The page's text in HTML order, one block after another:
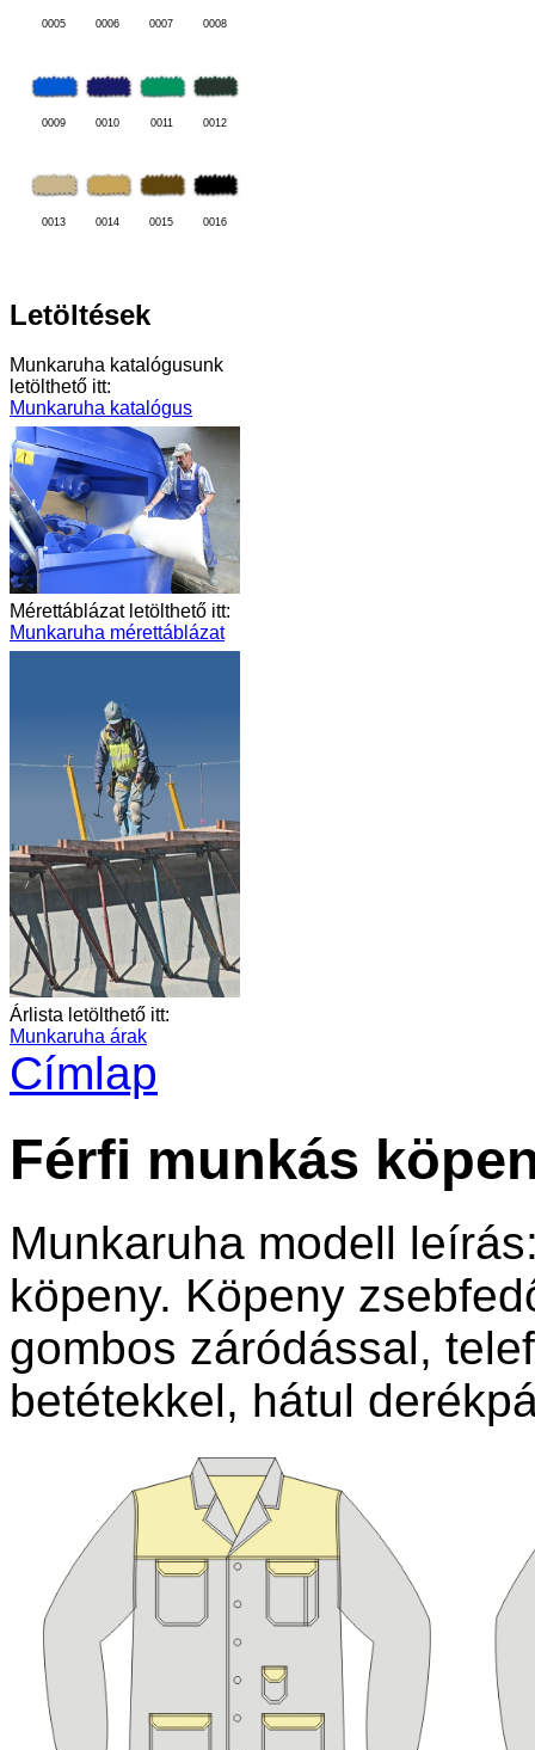
0005 0006 0007 0008
0009 0010 0011 0012
0013 0014 0015 0016
Letöltések
Munkaruha katalógusunk
letölthető itt:
Munkaruha katalógus
Mérettáblázat letölthető itt:
Munkaruha mérettáblázat
Árlista letölthető itt:
Munkaruha árak
Címlap
Férfi munkás
Munkaruha modell
köpeny. Köpeny
gombos záródással,
betétekkel, hátul